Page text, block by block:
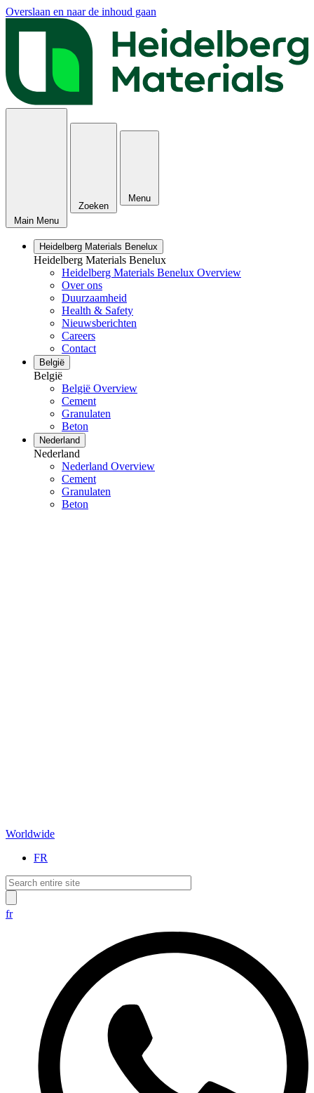
Overslaan en naar de inhoud gaan
Main Menu
Zoeken
Menu
Heidelberg Materials Benelux
Heidelberg Materials Benelux
Heidelberg Materials Benelux Overview
Over ons
Duurzaamheid
Health & Safety
Nieuwsberichten
Careers
Contact
België
België
België Overview
Cement
Granulaten
Beton
Nederland
Nederland
Nederland Overview
Cement
Granulaten
Beton
Worldwide
FR
fr